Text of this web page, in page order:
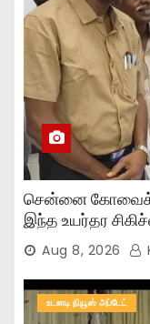
சென்னை
இந்த உயர்தர
Aug 8, 2026
உடனடி நியூஸ் அப்டேட்